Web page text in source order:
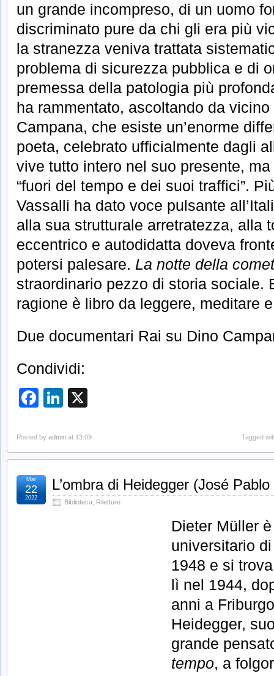
un grande incompreso, di un uomo
discriminato pure da chi gli era più
la stranezza veniva trattata
problema di sicurezza pubblica e di
premessa della patologia più
ha rammentato, ascoltando da
Campana, che esiste un’enorme
poeta, celebrato ufficialmente dagli
vive tutto intero nel suo presente, ma
“fuori del tempo e dei suoi traffici”.
Vassalli ha dato voce pulsante
alla sua strutturale arretratezza, alla
eccentrico e autodidatta doveva
potersi palesare. La notte della
straordinario pezzo di storia sociale.
ragione è libro da leggere, meditare
Due documentari Rai su Dino
Condividi:
Facebook
LinkedIn
Posted by admin at 13:09 Tagged
L’ombra di Heidegger (José
Biblioteca Riletture
Mar
22
2022
Dieter Müller
universitario
1948 e si
lì nel 1944,
anni a
Heidegger,
grande
tempo, a